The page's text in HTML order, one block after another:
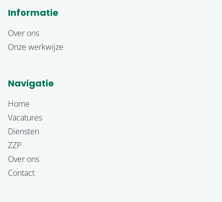
Informatie
Over ons
Onze werkwijze
Navigatie
Home
Vacatures
Diensten
ZZP
Over ons
Contact